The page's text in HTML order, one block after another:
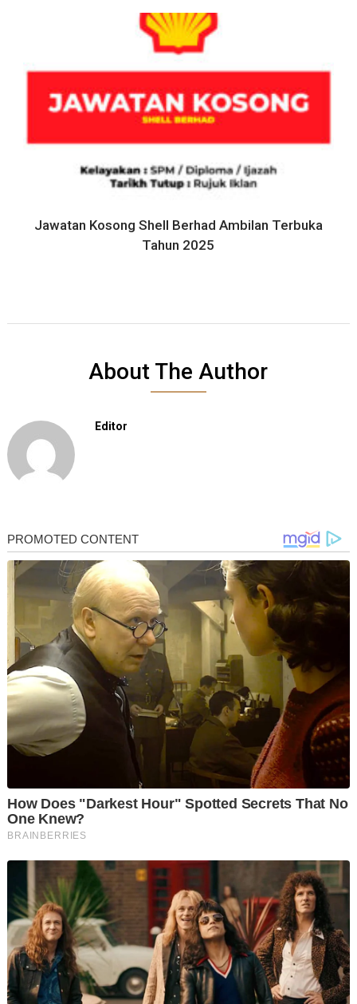
Jawatan Kosong Shell Berhad Ambilan Terbuka
Tahun 2025
About The Author
Editor